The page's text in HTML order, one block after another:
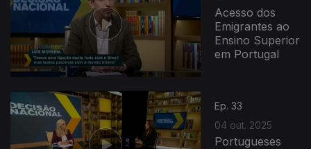
Acesso dos
Emigrantes ao
Ensino Superior
em Portugal
Ep. 33
04 out. 2025
Portugueses